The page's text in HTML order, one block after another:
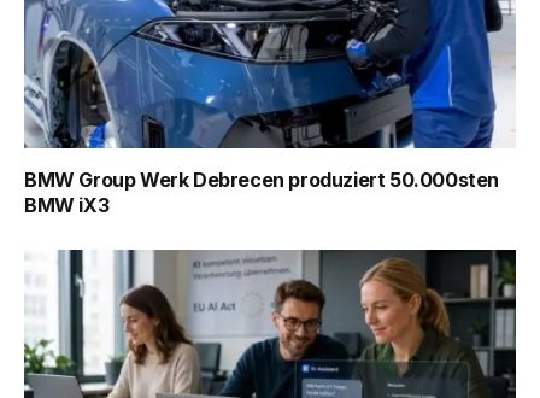
BMW Group Werk Debrecen produziert 50.000sten
BMW iX3